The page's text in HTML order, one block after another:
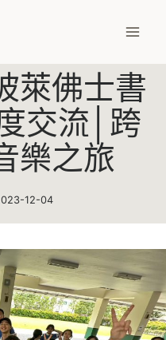
萊佛士書
交流│跨
樂之旅
12-04